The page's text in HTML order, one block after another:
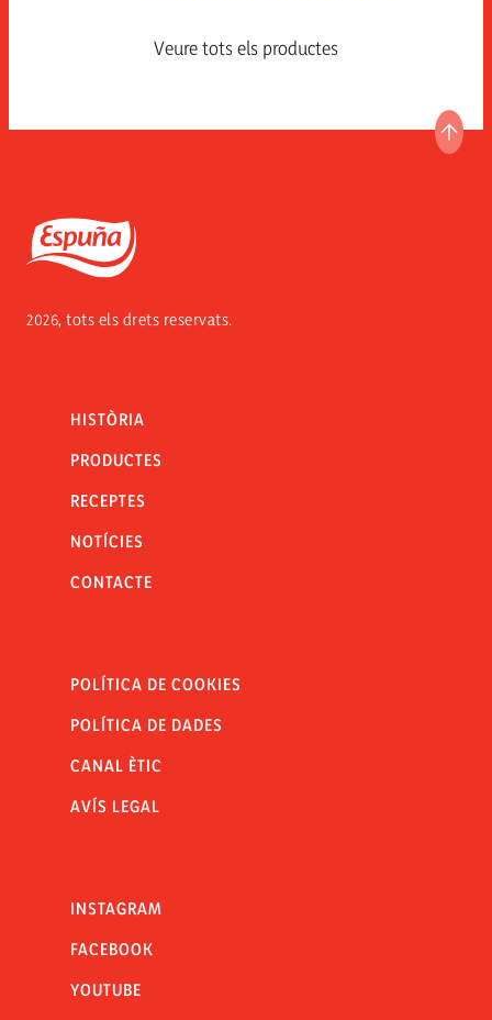
Veure tots els productes
Espuña
2026, tots els drets reservats.
HISTÒRIA
PRODUCTES
RECEPTES
NOTÍCIES
CONTACTE
POLÍTICA DE COOKIES
POLÍTICA DE DADES
CANAL ÈTIC
AVÍS LEGAL
INSTAGRAM
FACEBOOK
YOUTUBE